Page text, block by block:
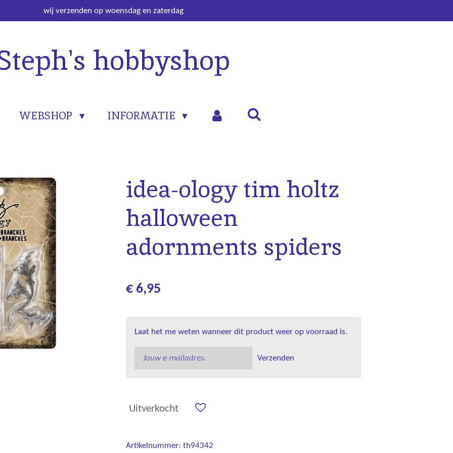
wij verzenden op woensdag en zaterdag
hobbyshop
WEBSHOP INFORMATIE
idea-ology tim holtz
halloween
adornments spiders
€ 6,95
Laat het me weten wanneer dit product weer op voorraad is.
Verzenden
Uitverkocht
Artikelnummer: th94342